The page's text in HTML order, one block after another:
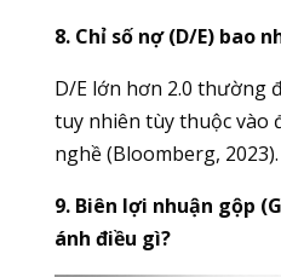
8. Chỉ số nợ (D/E) bao
D/E lớn hơn 2.0 thường
tuy nhiên tùy thuộc vào
nghề (Bloomberg, 2023).
9. Biên lợi nhuận gộp
ánh điều gì?